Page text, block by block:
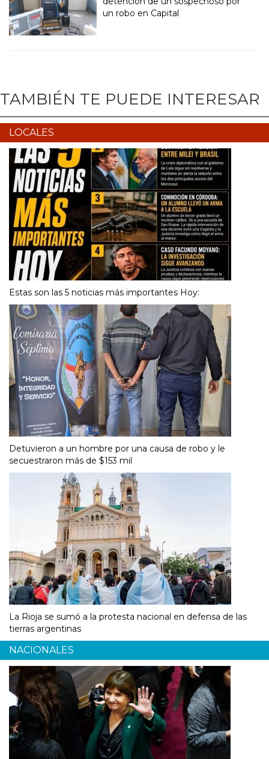
un robo en Capital
TAMBIÉN TE PUEDE INTERESAR
LOCALES
Estas son las 5 noticias más importantes Hoy:
Detuvieron a un hombre por una causa de robo y le
secuestraron más de $153 mil
La Rioja se sumó a la protesta nacional en defensa de las
tierras argentinas
NACIONALES